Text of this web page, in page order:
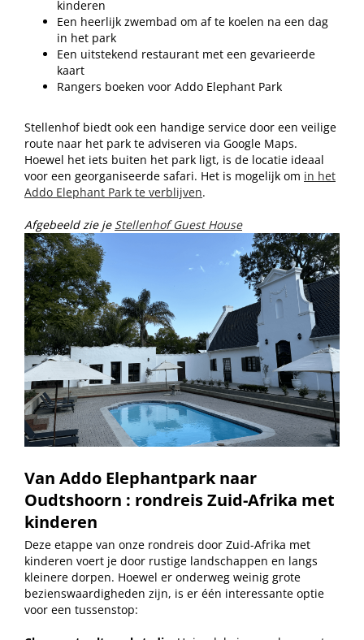
kinderen
Een heerlijk zwembad om af te koelen na een dag
in het park
Een uitstekend restaurant met een gevarieerde
kaart
Rangers boeken voor Addo Elephant Park
Stellenhof biedt ook een handige service door een veilige
route naar het park te adviseren via Google Maps.
Hoewel het iets buiten het park ligt, is de locatie ideaal
voor een georganiseerde safari. Het is mogelijk om in het
Addo Elephant Park te verblijven.
Afgebeeld zie je Stellenhof Guest House
Van Addo Elephantpark naar
Oudtshoorn : rondreis Zuid-Afrika met
kinderen
Deze etappe van onze rondreis door Zuid-Afrika met
kinderen voert je door rustige landschappen en langs
kleinere dorpen. Hoewel er onderweg weinig grote
bezienswaardigheden zijn, is er één interessante optie
voor een tussenstop: